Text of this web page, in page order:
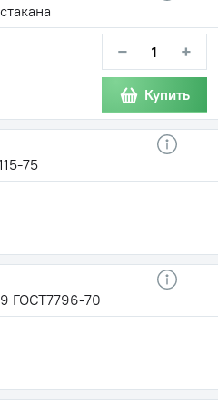
− +
Купить
75
ГОСТ7796-70